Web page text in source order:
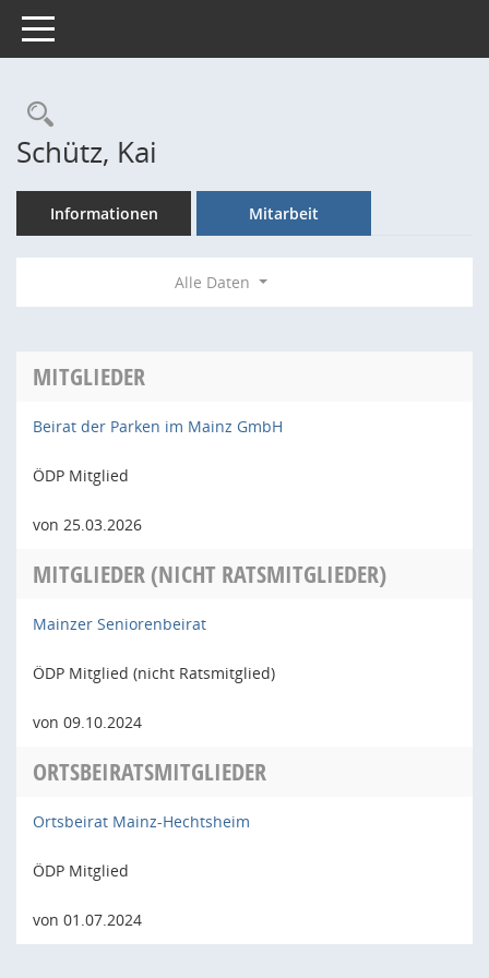
Toggle navigation
Rechercheauswahl
Schütz, Kai
Informationen Mitarbeit
Alle Daten
MITGLIEDER
Beirat der Parken im Mainz GmbH
ÖDP Mitglied
von 25.03.2026
MITGLIEDER (NICHT RATSMITGLIEDER)
Mainzer Seniorenbeirat
ÖDP Mitglied (nicht Ratsmitglied)
von 09.10.2024
ORTSBEIRATSMITGLIEDER
Ortsbeirat Mainz-Hechtsheim
ÖDP Mitglied
von 01.07.2024